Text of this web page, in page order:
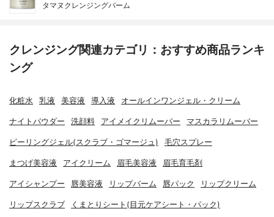
タマヌクレンジングバーム
クレンジング関連カテゴリ：おすすめ商品ランキ
ング
化粧水 乳液 美容液 導入液 オールインワンジェル・クリーム
ナイトパウダー 洗顔料 アイメイクリムーバー マスカラリムーバー
ピーリングジェル(スクラブ・ゴマージュ) 毛穴スプレー
まつげ美容液 アイクリーム 眉毛美容液 眉毛育毛剤
アイシャンプー 唇美容液 リップバーム 唇パック リップクリーム
リップスクラブ くまとりシート(目元ケアシート・パック)